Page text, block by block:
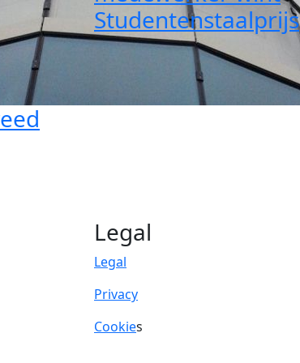
Studentenstaalprijs
Legal
Legal
Privacy
Cookies